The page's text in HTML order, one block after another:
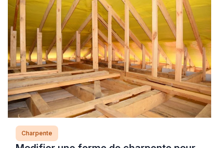
particuliers confrontés à cette situation redoutent
souvent un effondrement ou sous-estiment la gravité
d’une intervention maladroite […]
Charpente